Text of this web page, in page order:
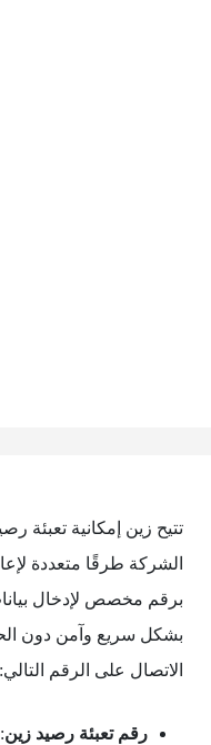
تتيح زين إمكانية تعبئة
الشركة طرقًا متعددة
برقم مخصص لإدخال
بشكل سريع وآمن دون
الاتصال على الرقم التالي:
رقم تعبئة رصيد زين: